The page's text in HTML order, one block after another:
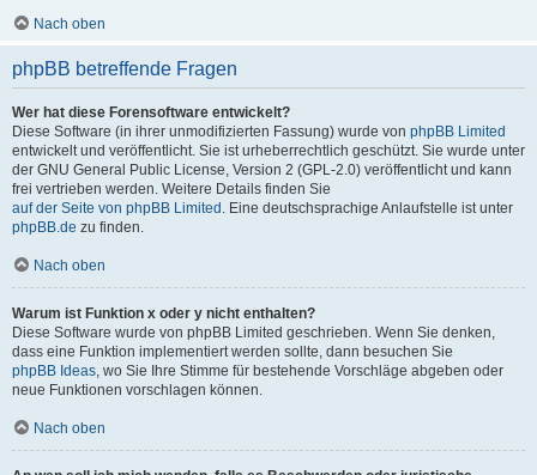
Nach oben
phpBB betreffende Fragen
Wer hat diese Forensoftware entwickelt?
Diese Software (in ihrer unmodifizierten Fassung) wurde von phpBB Limited
entwickelt und veröffentlicht. Sie ist urheberrechtlich geschützt. Sie wurde unter
der GNU General Public License, Version 2 (GPL-2.0) veröffentlicht und kann
frei vertrieben werden. Weitere Details finden Sie
auf der Seite von phpBB Limited . Eine deutschsprachige Anlaufstelle ist unter
phpBB.de zu finden.
Nach oben
Warum ist Funktion x oder y nicht enthalten?
Diese Software wurde von phpBB Limited geschrieben. Wenn Sie denken,
dass eine Funktion implementiert werden sollte, dann besuchen Sie
phpBB Ideas, wo Sie Ihre Stimme für bestehende Vorschläge abgeben oder
neue Funktionen vorschlagen können.
Nach oben